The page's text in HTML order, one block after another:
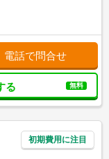
電話で問合せ
る 無料
初期費用に注目